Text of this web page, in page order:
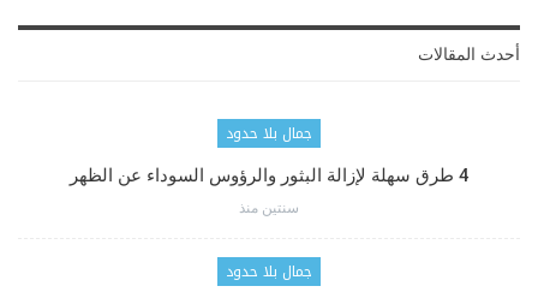
أحدث المقالات
جمال بلا حدود
4 طرق سهلة لإزالة البثور والرؤوس السوداء عن الظهر
سنتين منذ
جمال بلا حدود